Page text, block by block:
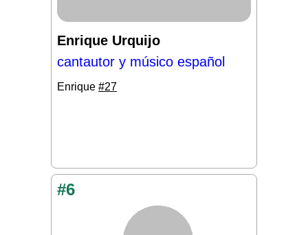
Enrique Urquijo
cantautor y músico español
Enrique #27
#6